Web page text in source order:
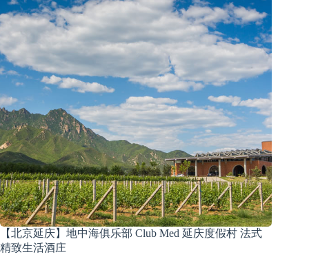
【北京延庆】地中海俱乐部 Club Med 延庆度假村 法式
精致生活酒庄